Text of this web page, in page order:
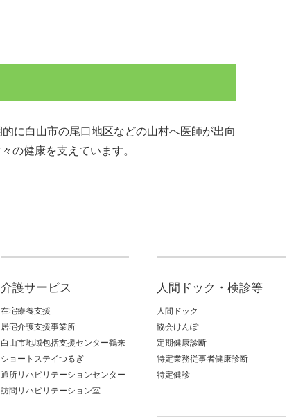
に白山市の尾口地区などの山村へ医師が出向
の健康を支えています。
介護サービス
在宅療養支援
居宅介護支援事業所
白山市地域包括支援センター鶴来
ショートステイつるぎ
通所リハビリテーションセンター
訪問リハビリテーション室
人間ドック・検診等
人間ドック
協会けんぽ
定期健康診断
特定業務従事者健康診断
特定健診